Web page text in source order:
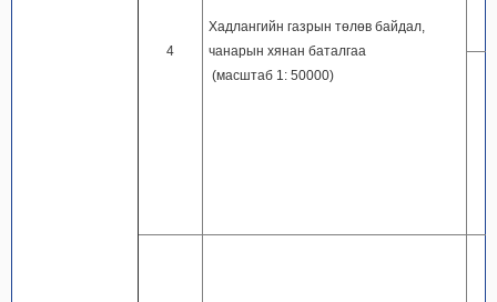
4
Хадлангийн газрын төлөв байдал,
чанарын хянан баталгаа
(масштаб 1: 50000)